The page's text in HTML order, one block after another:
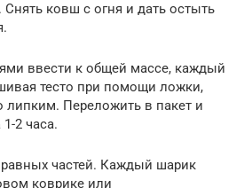
Снять ковш с огня и дать остыть
ввести к общей массе, каждый
тесто при помощи ложки,
липким. Переложить в пакет и
2 часа.
равных частей. Каждый шарик
коврике или